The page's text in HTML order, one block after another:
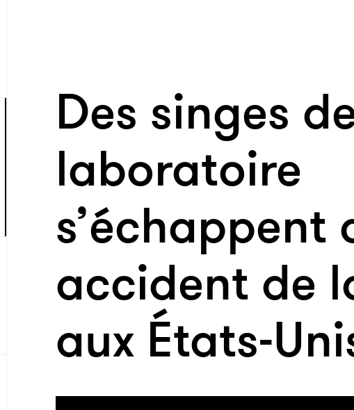
Des singes
laboratoire
s’échappent
accident de
aux États-